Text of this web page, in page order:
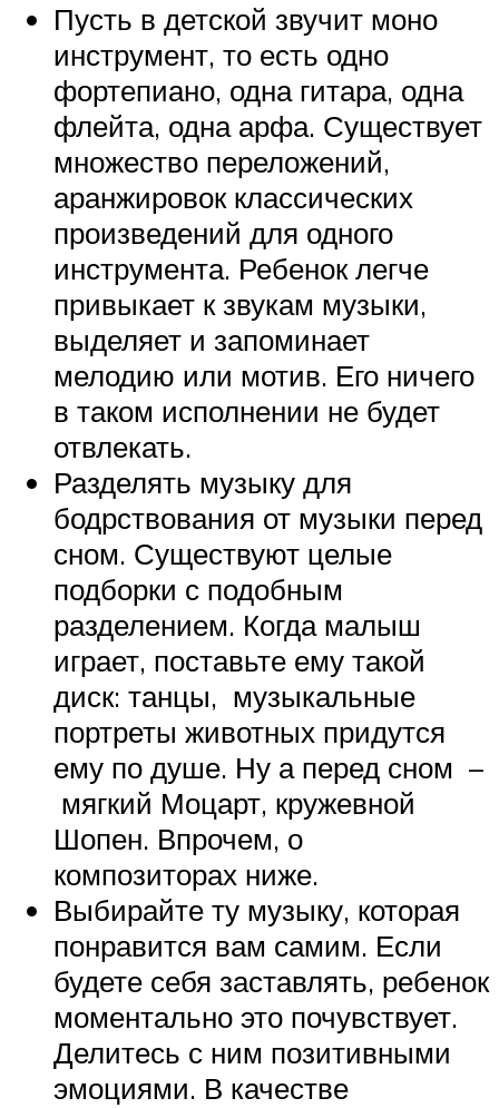
Пусть в детской звучит моно
инструмент, то есть одно
фортепиано, одна гитара, одна
флейта, одна арфа. Существует
множество переложений,
аранжировок классических
произведений для одного
инструмента. Ребенок легче
привыкает к звукам музыки,
выделяет и запоминает
мелодию или мотив. Его ничего
в таком исполнении не будет
отвлекать.
Разделять музыку для
бодрствования от музыки перед
сном. Существуют целые
подборки с подобным
разделением. Когда малыш
играет, поставьте ему такой
диск: танцы, музыкальные
портреты животных придутся
ему по душе. Ну а перед сном –
мягкий Моцарт, кружевной
Шопен. Впрочем, о
композиторах ниже.
Выбирайте ту музыку, которая
понравится вам самим. Если
будете себя заставлять, ребенок
моментально это почувствует.
Делитесь с ним позитивными
эмоциями. В качестве